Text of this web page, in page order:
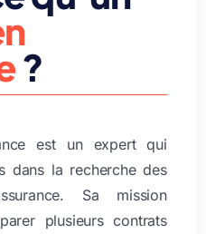
?
est un expert qui
dans la recherche des
Sa mission
plusieurs contrats